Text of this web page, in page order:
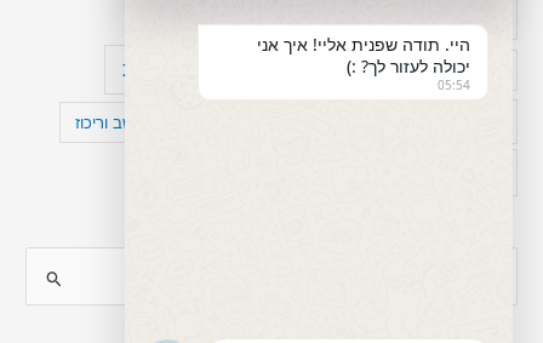
מפורסמים עם הפרעת קשב עיצות
קומורבידיות להפרעת קשב וריכוז
היי. תודה שפנית אליי! איך אני
יכולה לעזור לך? :)
05:54